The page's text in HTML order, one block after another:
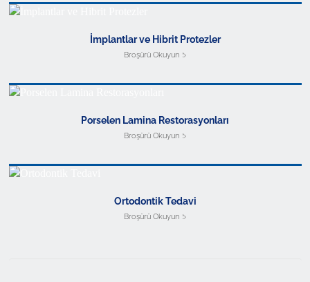
İmplantlar ve Hibrit Protezler
Broşürü Okuyun
Porselen Lamina Restorasyonları
Broşürü Okuyun
Ortodontik Tedavi
Broşürü Okuyun